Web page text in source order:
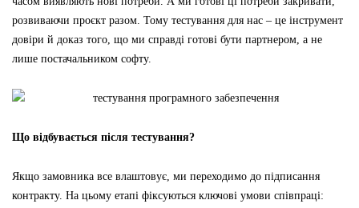
розвиваючи проєкт разом. Тому тестування для нас – це інструмент
довіри й доказ того, що ми справді готові бути партнером, а не
лише постачальником софту.
Що відбувається після тестування?
Якщо замовника все влаштовує, ми переходимо до підписання
контракту. На цьому етапі фіксуються ключові умови співпраці: